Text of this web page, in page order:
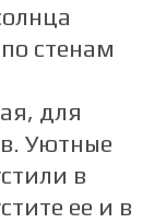
стенам
для
Уютные
в
ее и в